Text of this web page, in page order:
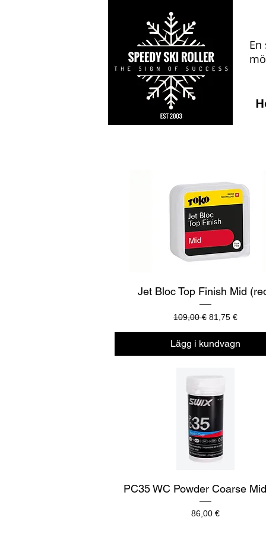
Snabbvisning
Jet Bloc Top Finish Mid
Ordinarie pris
109,00 € Reapris
81,75 €
Lägg i kundvagn
Snabbvisning
PC35 WC Powder Coarse
Pris
86,00 €